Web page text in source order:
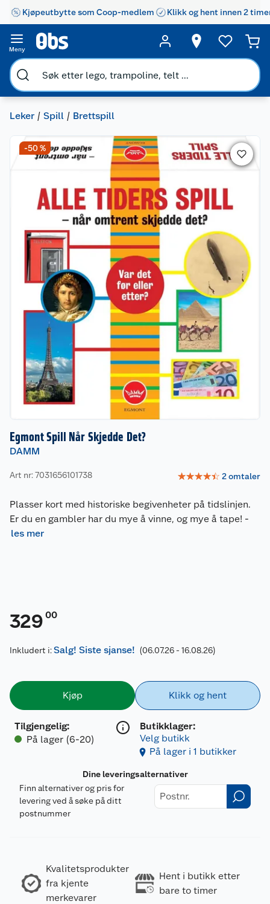
Kjøpeutbytte som Coop-medlem Klikk og hent innen 2
Meny
Leker Spill Brettspill
-50 %
Egmont Spill Når Skjedde Det?
DAMM
Art nr: 7031656101738 ☆☆☆☆☆ 2omtaler
Plasser kort med historiske begivenheter på tidslinjen.
Er du en gambler har du mye å vinne, og mye å tape! -
les mer
329 00
Inkludert i:Salg! Siste sjanse! (06.07.26 - 16.08.26)
Kjøp
Tilgjengelig:
På lager (6-20)
Klikk og hent
Butikklager:
Velg butikk
På lager i 1 butikker
Dine leveringsalternativer
Finn alternativer og pris for
levering ved å søke på ditt
postnummer
Kvalitetsprodukter
fra kjente
merkevarer
Hent i butikk etter
bare to timer